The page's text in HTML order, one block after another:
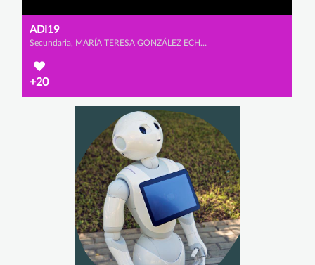
ADI19
Secundaria, MARÍA TERESA GONZÁLEZ ECHEVERRÍA-TORRES, MARÍA MARTÍNEZ VILLAR y MARIO VAZQUEZ SIMÓN
+20